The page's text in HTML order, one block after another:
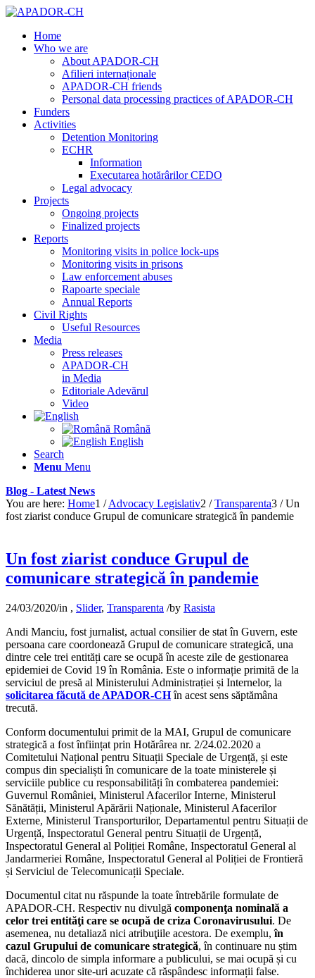
Home
Who we are
About APADOR-CH
Afilieri internaționale
APADOR-CH friends
Personal data processing practices of APADOR-CH
Funders
Activities
Detention Monitoring
ECHR
Information
Executarea hotărârilor CEDO
Legal advocacy
Projects
Ongoing projects
Finalized projects
Reports
Monitoring visits in police lock-ups
Monitoring visits in prisons
Law enforcement abuses
Rapoarte speciale
Annual Reports
Civil Rights
Useful Resources
Media
Press releases
APADOR-CH
in Media
Editoriale Adevărul
Video
Română
English
Search
Menu Menu
Blog - Latest News
You are here: Home1 / Advocacy Legislativ2 / Transparenta3 / Un
fost ziarist conduce Grupul de comunicare strategică în pandemie
Un fost ziarist conduce Grupul de
comunicare strategică în pandemie
24/03/2020/in , Slider, Transparenta /by Rasista
Andi Manciu, fost jurnalist, actual consilier de stat în Guvern, este
persoana care coordonează Grupul de comunicare strategică, una
dintre cele trei entități care se ocupă în aceste zile de gestionarea
epidemiei de Covid 19 în România. Este o informație primită de la
serviciul de presă al Ministerului Administrației și Internelor, la
solicitarea făcută de APADOR-CHîn acest sens săptămâna
trecută.
Conform documentului primit de la MAI, Grupul de comunicare
strategică a fost înființat prin Hotărârea nr. 2/24.02.2020 a
Comitetului Național pentru Situații Speciale de Urgență, și este
compus din specialiști în comunicare de la toate ministerele și
serviciile publice cu responsabilități în combaterea pandemiei:
Guvernul României, Ministerul Afacerilor Interne, Ministerul
Sănătății, Ministerul Apărării Naționale, Ministerul Afacerilor
Externe, Ministerul Transporturilor, Departamentul pentru Situații de
Urgență, Inspectoratul General pentru Situații de Urgență,
Inspectoratul General al Poliției Române, Inspectoratul General al
Jandarmeriei Române, Inspectoratul General al Poliției de Frontieră
și Serviciul de Telecomunicații Speciale.
Documentul citat nu răspunde la toate întrebările formulate de
APADOR-CH. Respectiv nu divulgă componenţa nominală a
celor trei entităţi care se ocupă de criza Coronavirusului. De
asemenea, nu detaliază nici atribuţiile acestora. De exemplu, în
cazul Grupului de comunicare strategică, în continuare nu știm
dacă, dincolo de simpla informare a publicului, se mai ocupă și cu
închiderea unor site-uri acuzate că răspândesc informații false.